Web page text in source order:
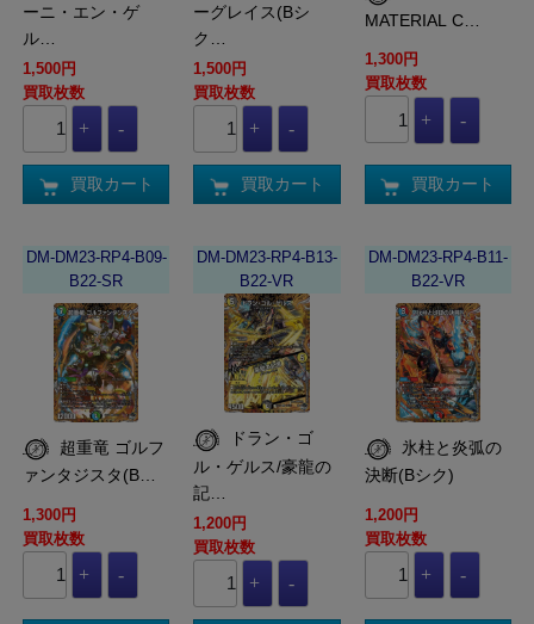
ーニ・エン・ゲ
ル…
1,500円
買取枚数
買取カート
ーグレイス(Bシ
ク…
1,500円
買取枚数
買取カート
MATERIAL C…
1,300円
買取枚数
買取カート
DM-DM23-RP4-B09-
B22-SR
ァンタジスタ(B…
1,300円
買取枚数
DM-DM23-RP4-B13-
B22-VR
ル・ゲルス/豪龍の
記…
1,200円
買取枚数
DM-DM23-RP4-B11-
B22-VR
決断(Bシク)
1,200円
買取枚数